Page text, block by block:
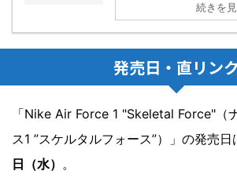
続きを
発売日・直リンク
「Nike Air Force 1 "Skeletal Force"（
ス1 ”スケルタルフォース”）」の発売日
日（水） 。